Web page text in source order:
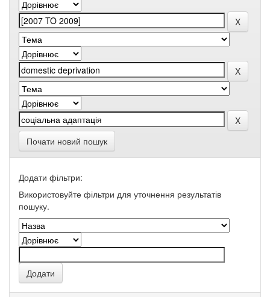
Почати новий пошук
Додати фільтри:
Використовуйте фільтри для уточнення результатів
пошуку.